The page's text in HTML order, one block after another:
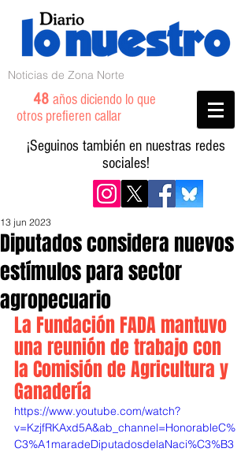
Noticias de Zona Norte
48 años diciendo lo que
otros prefieren callar
¡Seguinos también en nuestras redes
sociales!
Diputados considera nuevos
estímulos para sector
agropecuario
13 jun 2023
La Fundación FADA mantuvo
una reunión de trabajo con
la Comisión de Agricultura y
Ganadería
https://www.youtube.com/watch?
v=KzjfRKAxd5A&ab_channel=HonorableC%
C3%A1maradeDiputadosdelaNaci%C3%B3